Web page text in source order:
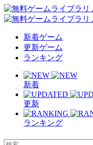
新着ゲーム
更新ゲーム
ランキング
新着
更新
ランキング